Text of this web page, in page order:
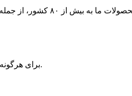
برای هرگونه سوال در مورد محصولات یا قیمت گذاری ما، لطفا اطلاعات خود را برای ما ارسال کنید. تیم ما ظرف 24 ساعت با شما تماس خواهد گرفت.